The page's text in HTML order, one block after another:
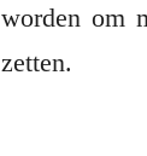
worden om
zetten.